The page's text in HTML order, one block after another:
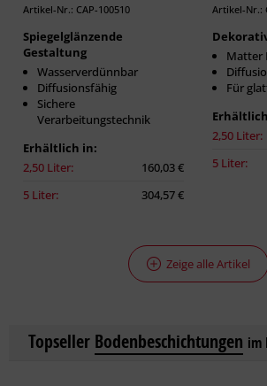
Artikel-Nr.: CAP-100510
Spiegelglänzende
Gestaltung
Wasserverdünnbar
Diffusionsfähig
Sichere
Verarbeitungstechnik
Erhältlich in:
2,50 Liter:
160,03 €
5 Liter:
304,57 €
Artikel-Nr.:
Matter
Für
2,50 Liter:
5 Liter:
Zeige alle Artikel
Topseller Bodenbeschichtungen im